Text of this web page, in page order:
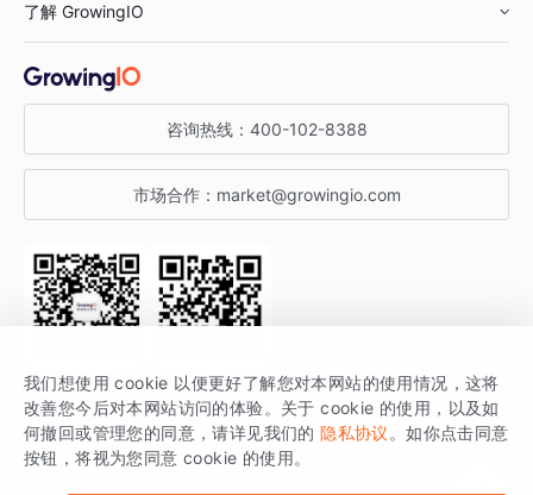
汽车行业
金融行业
智能运营
获客分析
增长公开课
增长博客
开发者文档
SDK 文档
场景指南
了解 GrowingIO
关于 GrowingIO
增长大会
行业活动
咨询热线： 400-102-8388
市场合作： market@growingio.com
关注公众号 获取更多干货
GrowingIO 是专注于数据智能分析与增长的品牌，核心平台为 GrowingIO
分析云。
我们想使用 cookie 以便更好了解您对本网站的使用情况，这将
改善您今后对本网站访问的体验。关于 cookie 的使用，以及如
何撤回或管理您的同意，请详见我们的 隐私协议 。如你点击同意
按钮，将视为您同意 cookie 的使用。